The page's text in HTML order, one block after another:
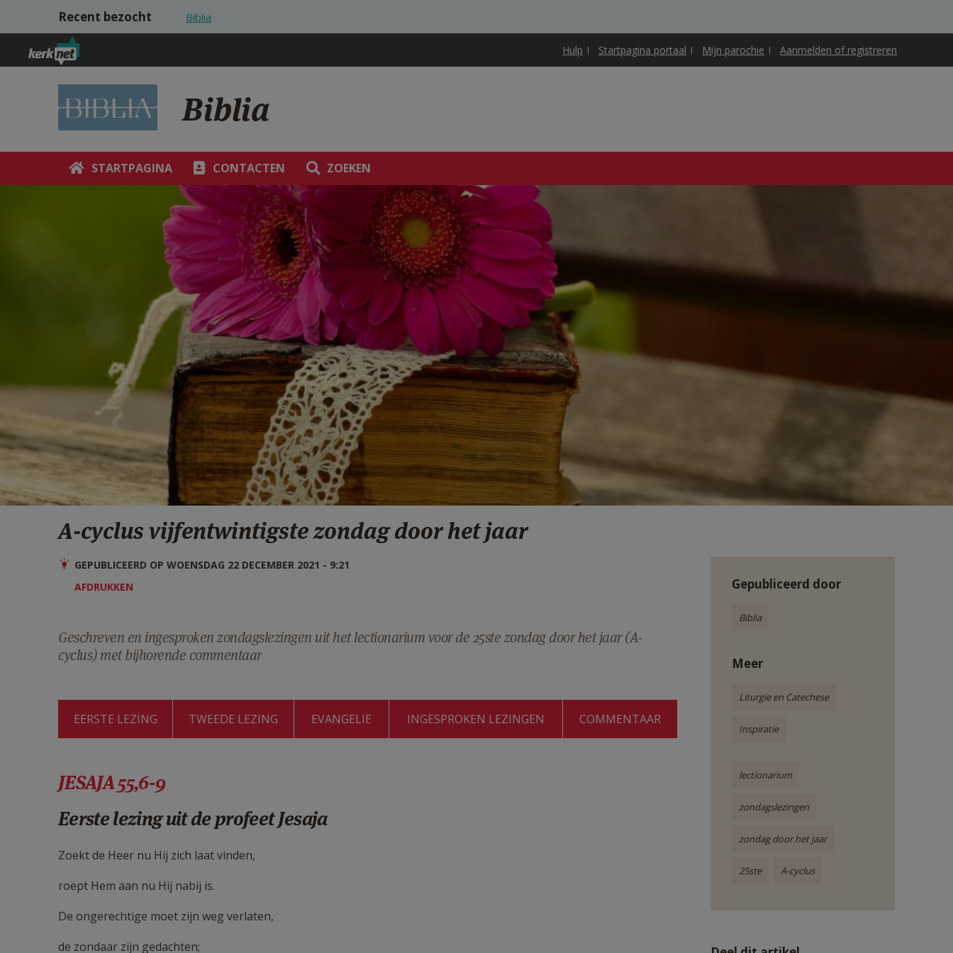
Overslaan en naar de inhoud gaan
Recent bezocht Biblia
Hulp Startpagina portaal Mijn parochie Aanmelden of registreren
Biblia
STARTPAGINA CONTACTEN ZOEKEN
A-cyclus vijfentwintigste zondag door het jaar
GEPUBLICEERD OP WOENSDAG 22 DECEMBER 2021 - 9:21
AFDRUKKEN
Geschreven en ingesproken zondagslezingen uit het lectionarium voor de 25ste zondag door het jaar (A-
cyclus) met bijhorende commentaar
EERSTE LEZING TWEEDE LEZING EVANGELIE INGESPROKEN LEZINGEN COMMENTAAR
JESAJA 55,6-9
Eerste lezing uit de profeet Jesaja
Zoekt de Heer nu Hij zich laat vinden,
roept Hem aan nu Hij nabij is.
De ongerechtige moet zijn weg verlaten,
de zondaar zijn gedachten;
Gepubliceerd door
Biblia
Meer
Liturgie en Catechese
Inspiratie
lectionarium
zondagslezingen
zondag door het jaar
25ste A-cyclus